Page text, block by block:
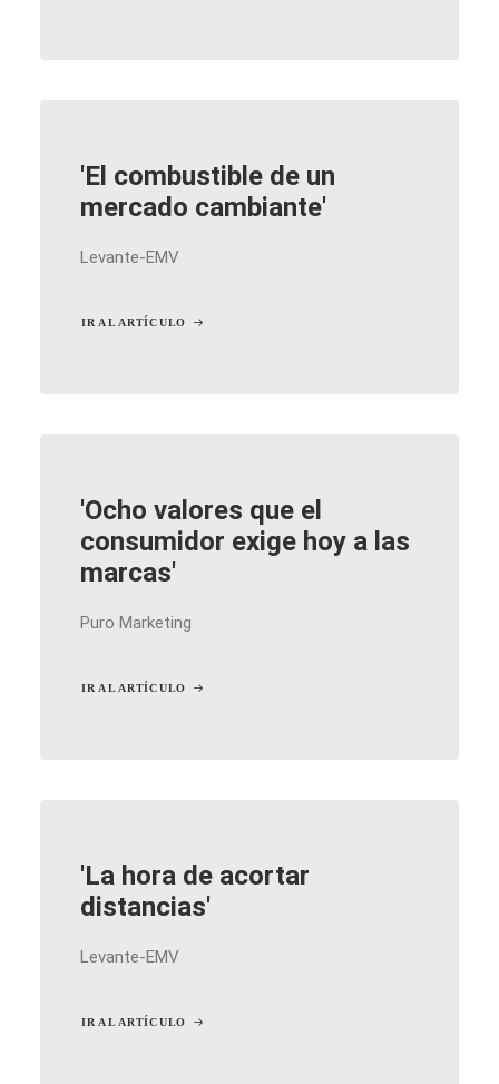
'El combustible de un
mercado cambiante'
Levante-EMV
IR AL ARTÍCULO
'Ocho valores que el
consumidor exige hoy a las
marcas'
Puro Marketing
IR AL ARTÍCULO
'La hora de acortar
distancias'
Levante-EMV
IR AL ARTÍCULO